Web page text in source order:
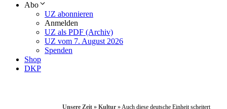
Abo
UZ abonnieren
Anmelden
UZ als PDF (Archiv)
UZ vom 7. August 2026
Spenden
Shop
DKP
Unsere Zeit » Kultur »Auch diese deutsche Einheit scheitert